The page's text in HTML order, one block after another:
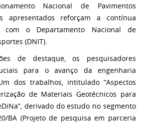
Nacional de Pavimentos
apresentados reforçam a contínua
com o Departamento Nacional de
(DNIT).
de destaque, os pesquisadores
para o avanço da engenharia
dos trabalhos, intitulado “Aspectos
de Materiais Geotécnicos para
derivado do estudo no segmento
BA (Projeto de pesquisa em parceria